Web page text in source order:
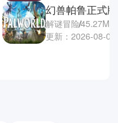
幻兽帕鲁正式版
解谜冒险45.27M
更新：2026-08-04